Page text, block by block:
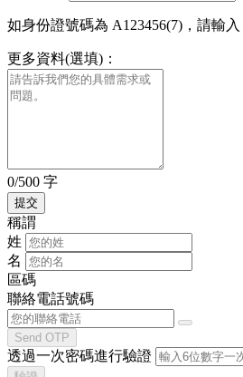
如身份證號碼為 A123456(7)，請輸入
更多資料(選填)：
0/500 字
稱謂
姓
名
區碼
聯絡電話號碼
Send OTP
透過一次密碼進行驗證